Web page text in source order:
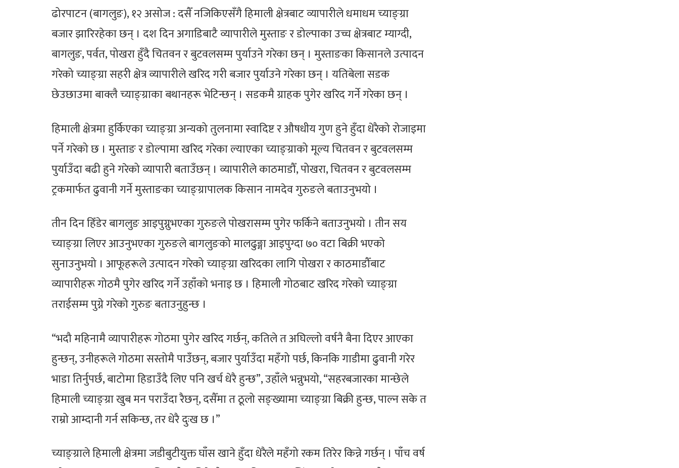
ढोरपाटन (बागलुङ), १२ असोज : दसैँ नजिकिएसँगै हिमाली क्षेत्रबाट व्यापारीले धमाधम च्याङ्ग्रा
बजार झारिरहेका छन् । दश दिन अगाडिबाटै व्यापारीले मुस्ताङ र डोल्पाका उच्च क्षेत्रबाट म्याग्दी,
बागलुङ, पर्वत, पोखरा हुँदै चितवन र बुटवलसम्म पुर्याउने गरेका छन् । मुस्ताङका किसानले उत्पादन
गरेको च्याङ्ग्रा सहरी क्षेत्र व्यापारीले खरिद गरी बजार पुर्याउने गरेका छन् । यतिबेला सडक
छेउछाउमा बाक्लै च्याङ्ग्राका बथानहरू भेटिन्छन् । सडकमै ग्राहक पुगेर खरिद गर्ने गरेका छन् ।
हिमाली क्षेत्रमा हुर्किएका च्याङ्ग्रा अन्यको तुलनामा स्वादिष्ट र औषधीय गुण हुने हुँदा धेरैको रोजाइमा
पर्ने गरेको छ । मुस्ताङ र डोल्पामा खरिद गरेका ल्याएका च्याङ्ग्राको मूल्य चितवन र बुटवलसम्म
पुर्याउँदा बढी हुने गरेको व्यापारी बताउँछन् । व्यापारीले काठमाडौँ, पोखरा, चितवन र बुटवलसम्म
ट्रकमार्फत ढुवानी गर्ने मुस्ताङका च्याङ्ग्रापालक किसान नामदेव गुरुङले बताउनुभयो ।
तीन दिन हिँडेर बागलुङ आइपुग्नुभएका गुरुङले पोखरासम्म पुगेर फर्किने बताउनुभयो । तीन सय
च्याङ्ग्रा लिएर आउनुभएका गुरुङले बागलुङको मालढुङ्गा आइपुग्दा ७० वटा बिक्री भएको
सुनाउनुभयो । आफूहरूले उत्पादन गरेको च्याङ्ग्रा खरिदका लागि पोखरा र काठमाडौँबाट
व्यापारीहरू गोठमै पुगेर खरिद गर्ने उहाँको भनाइ छ । हिमाली गोठबाट खरिद गरेको च्याङ्ग्रा
तराईसम्म पुग्ने गरेको गुरुङ बताउनुहुन्छ ।
“भदौ महिनामै व्यापारीहरू गोठमा पुगेर खरिद गर्छन्, कतिले त अघिल्लो वर्षनै बैना दिएर आएका
हुन्छन्, उनीहरूले गोठमा सस्तोमै पाउँछन्, बजार पुर्याउँदा महँगो पर्छ, किनकि गाडीमा ढुवानी गरेर
भाडा तिर्नुपर्छ, बाटोमा हिडाउँदै लिए पनि खर्च धेरै हुन्छ”, उहाँले भन्नुभयो, “सहरबजारका मान्छेले
हिमाली च्याङ्ग्रा खुब मन पराउँदा रैछन्, दसैँमा त ठूलो सङ्ख्यामा च्याङ्ग्रा बिक्री हुन्छ, पाल्न सके त
राम्रो आम्दानी गर्न सकिन्छ, तर धेरै दुःख छ ।”
च्याङ्ग्राले हिमाली क्षेत्रमा जडीबुटीयुक्त घाँस खाने हुँदा धेरैले महँगो रकम तिरेर किन्ने गर्छन् । पाँच वर्ष